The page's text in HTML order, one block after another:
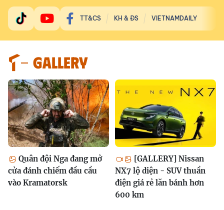
TT&CS KH & ĐS VIETNAMDAILY
GALLERY
Quân đội Nga đang mở
cửa đánh chiếm đầu cầu
vào Kramatorsk
[GALLERY] Nissan
NX7 lộ diện - SUV thuần
điện giá rẻ lăn bánh hơn
600 km